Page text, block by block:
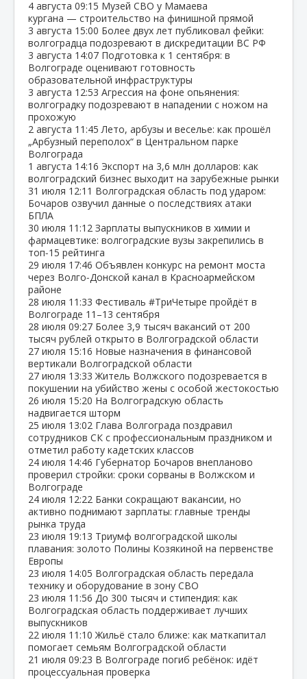
4 августа 09:15 Музей СВО у Мамаева
кургана — строительство на финишной прямой
3 августа 15:00 Более двух лет публиковал фейки:
волгоградца подозревают в дискредитации ВС РФ
3 августа 14:07 Подготовка к 1 сентября: в
Волгограде оценивают готовность
образовательной инфраструктуры
3 августа 12:53 Агрессия на фоне опьянения:
волгоградку подозревают в нападении с ножом на
прохожую
2 августа 11:45 Лето, арбузы и веселье: как прошёл
„Арбузный переполох“ в Центральном парке
Волгограда
1 августа 14:16 Экспорт на 3,6 млн долларов: как
волгоградский бизнес выходит на зарубежные рынки
31 июля 12:11 Волгоградская область под ударом:
Бочаров озвучил данные о последствиях атаки
БПЛА
30 июля 11:12 Зарплаты выпускников в химии и
фармацевтике: волгоградские вузы закрепились в
топ‑15 рейтинга
29 июля 17:46 Объявлен конкурс на ремонт моста
через Волго‑Донской канал в Красноармейском
районе
28 июля 11:33 Фестиваль #ТриЧетыре пройдёт в
Волгограде 11–13 сентября
28 июля 09:27 Более 3,9 тысяч вакансий от 200
тысяч рублей открыто в Волгоградской области
27 июля 15:16 Новые назначения в финансовой
вертикали Волгоградской области
27 июля 13:33 Житель Волжского подозревается в
покушении на убийство жены с особой жестокостью
26 июля 15:20 На Волгоградскую область
надвигается шторм
25 июля 13:02 Глава Волгограда поздравил
сотрудников СК с профессиональным праздником и
отметил работу кадетских классов
24 июля 14:46 Губернатор Бочаров внепланово
проверил стройки: сроки сорваны в Волжском и
Волгограде
24 июля 12:22 Банки сокращают вакансии, но
активно поднимают зарплаты: главные тренды
рынка труда
23 июля 19:13 Триумф волгоградской школы
плавания: золото Полины Козякиной на первенстве
Европы
23 июля 14:05 Волгоградская область передала
технику и оборудование в зону СВО
23 июля 11:56 До 300 тысяч и стипендия: как
Волгоградская область поддерживает лучших
выпускников
22 июля 11:10 Жильё стало ближе: как маткапитал
помогает семьям Волгоградской области
21 июля 09:23 В Волгограде погиб ребёнок: идёт
процессуальная проверка